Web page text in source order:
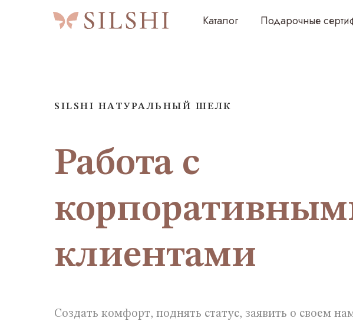
Подарочные сертификаты
Каталог
SILSHI НАТУРАЛЬНЫЙ ШЕЛК
Работа с
клиентами
Создать комфорт, поднять статус, заявить о своем